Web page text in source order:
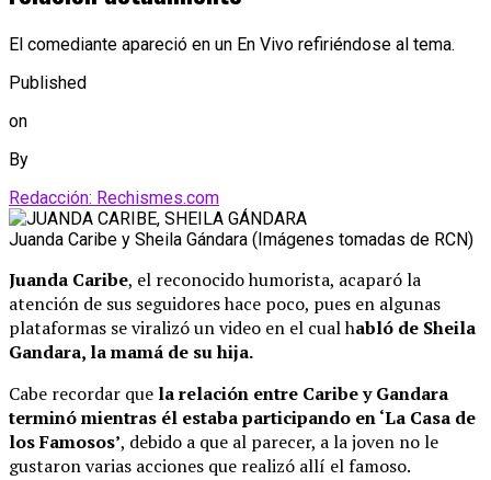
El comediante apareció en un En Vivo refiriéndose al tema.
Published
on
By
Redacción: Rechismes.com
Juanda Caribe y Sheila Gándara (Imágenes tomadas de RCN)
Juanda Caribe, el reconocido humorista, acaparó la
atención de sus seguidores hace poco, pues en algunas
plataformas se viralizó un video en el cual habló de Sheila
Gandara, la mamá de su hija.
Cabe recordar que la relación entre Caribe y Gandara
terminó mientras él estaba participando en ‘La Casa de
los Famosos’, debido a que al parecer, a la joven no le
gustaron varias acciones que realizó allí el famoso.